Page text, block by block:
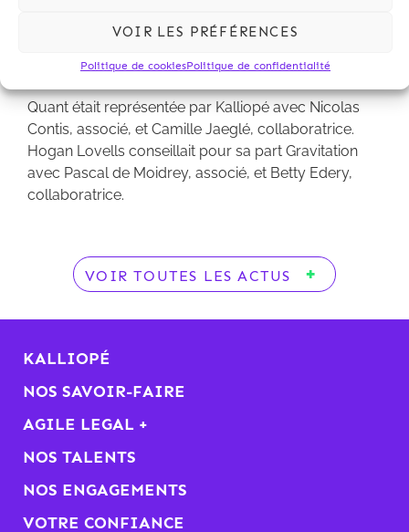
VOIR LES PRÉFÉRENCES
Politique de cookiesPolitique de confidentialité
d’euros, souscrite par des investisseurs personnes
industriel et financier contrôlé par Charles Beigbeder.
Quant était représentée par Kalliopé avec Nicolas
Contis, associé, et Camille Jaeglé, collaboratrice.
Hogan Lovells conseillait pour sa part Gravitation
avec Pascal de Moidrey, associé, et Betty Edery,
collaboratrice.
VOIR TOUTES LES ACTUS
KALLIOPÉ
NOS SAVOIR-FAIRE
AGILE LEGAL +
NOS TALENTS
NOS ENGAGEMENTS
VOTRE CONFIANCE